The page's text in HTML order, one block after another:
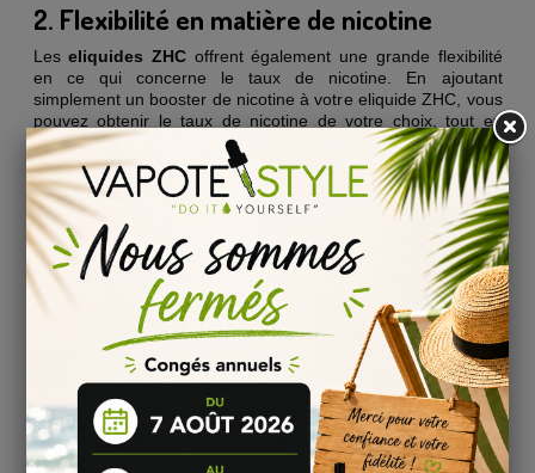
2. Flexibilité en matière de nicotine
Leseliquides ZHCoffrent également une grande flexibilité
en ce qui concerne le taux de nicotine. En ajoutant
simplement un booster de nicotine à votre eliquide ZHC, vous
pouvez obtenir le taux de nicotine de votre choix, tout en
conservant l'équilibre des saveurs. Cela signifie que vous
pouvez profiter de saveurs intenses, même si vous préférez
une concentration élevée en nicotine.
3. Un choix varié de saveurs
Les eliquides ZHCsont disponibles dans une large gamme
de saveurs, répondant ainsi aux goûts de chacun. Que vous
soyez fan de fruits exotiques, de pâtisseries gourmandes, de
menthe rafraîchissante ou de
tabac classique, vous
trouverez forcément un eliquide ZHC qui vous plaira. Grâce à
leur concentration élevée en arômes, ceseliquidesvous
offrent une expérience gustative intense et pleine de saveurs.